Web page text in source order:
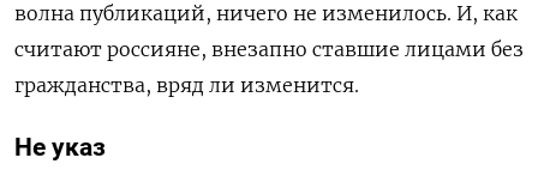
волна публикаций, ничего не изменилось. И, как
считают россияне, внезапно ставшие лицами без
гражданства, вряд ли изменится.
Не указ